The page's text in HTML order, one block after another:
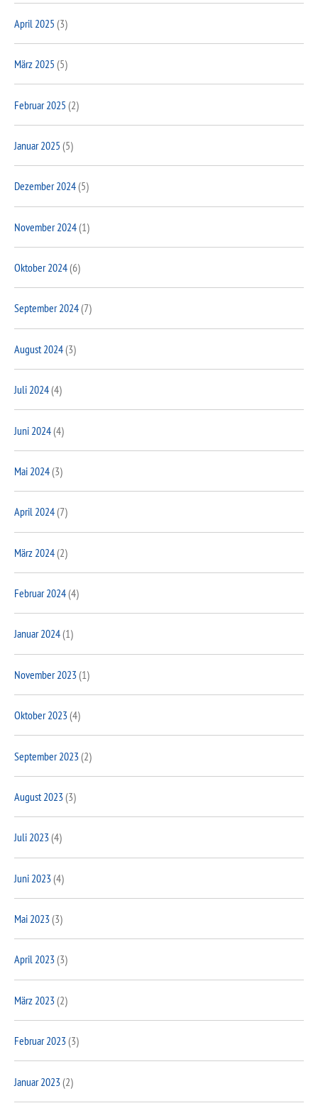
April 2025 (3)
März 2025 (5)
Februar 2025 (2)
Januar 2025 (5)
Dezember 2024(5)
November 2024(1)
Oktober 2024(6)
September 2024(7)
August 2024(3)
Juli 2024(4)
Juni 2024(4)
Mai 2024(3)
April 2024(7)
März 2024(2)
Februar 2024(4)
Januar 2024(1)
November 2023(1)
Oktober 2023(4)
September 2023(2)
August 2023(3)
Juli 2023(4)
Juni 2023(4)
Mai 2023(3)
April 2023(3)
März 2023(2)
Februar 2023(3)
Januar 2023(2)